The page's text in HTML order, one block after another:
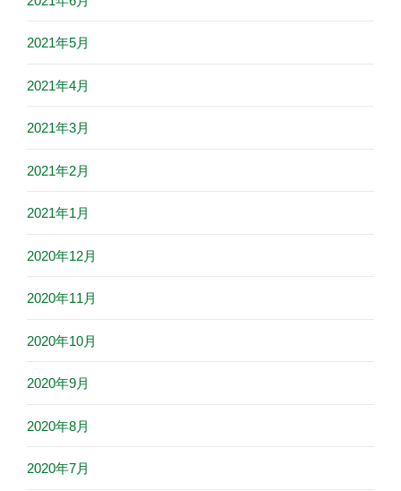
2021年5月
2021年4月
2021年3月
2021年2月
2021年1月
2020年12月
2020年11月
2020年10月
2020年9月
2020年8月
2020年7月